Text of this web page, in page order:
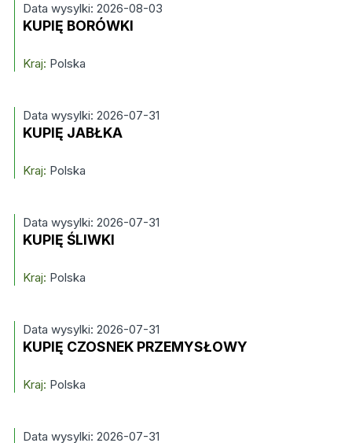
Data wysylki: 2026-08-03
KUPIĘ BORÓWKI
Kraj: Polska
Data wysylki: 2026-07-31
KUPIĘ JABŁKA
Kraj: Polska
Data wysylki: 2026-07-31
KUPIĘ ŚLIWKI
Kraj: Polska
Data wysylki: 2026-07-31
KUPIĘ CZOSNEK PRZEMYSŁOWY
Kraj: Polska
Data wysylki: 2026-07-31